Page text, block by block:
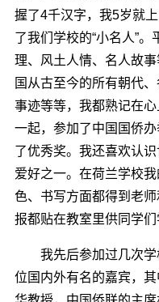
握了4千汉字，我5岁就
了我们学校的“小名人”
理、风土人情、名人故
国从古至今的所有朝代
事迹等等，我都熟记在
一起，参加了中国国侨
了优秀奖。我还喜欢认
爱好之一。在荷兰学校
色、书写方面都得到老
报都贴在教室里供同学们
我先后参加过几次学
位国内外有名的嘉宾，